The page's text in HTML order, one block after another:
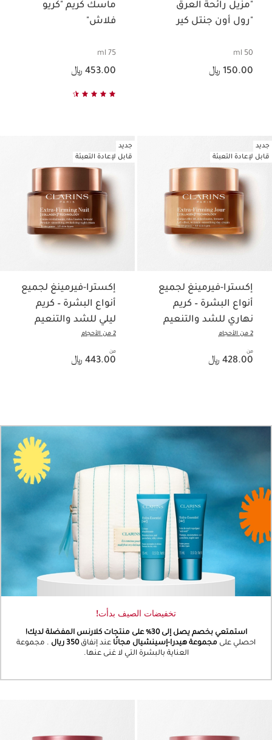
"مزيل رائحة العرق
"رول أون جنتل كير
50 ml
السعر الحالي هو 150.00 ﷼
150.00 ﷼
ماسك كريم "كريو
فلاش"
75 ml
السعر الحالي هو 453.00 ﷼
453.00 ﷼
جديد
قابل لإعادة التعبئة
إكسترا-فيرمينغ لجميع
أنواع البشرة – كريم
نهاري للشد والتنعيم
2 من الأحجام
من
السعر الحالي هو 428.00 ﷼
428.00 ﷼
جديد
قابل لإعادة التعبئة
إكسترا-فيرمينغ لجميع
أنواع البشرة – كريم
ليلي للشد والتنعيم
2 من الأحجام
من
السعر الحالي هو 443.00 ﷼
443.00 ﷼
تخفيضات الصيف بدأت!
استمتعي بخصم يصل إلى 30% على منتجات كلارنس المفضلة لديك!
احصلي على مجموعة هيدرا-إسينشيال مجانًا عند إنفاق350 ريال
. مجموعة
العناية بالبشرة التي لا غنى عنها.